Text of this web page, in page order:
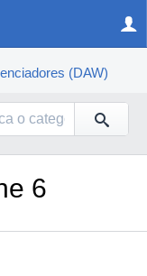
(DAW)
6